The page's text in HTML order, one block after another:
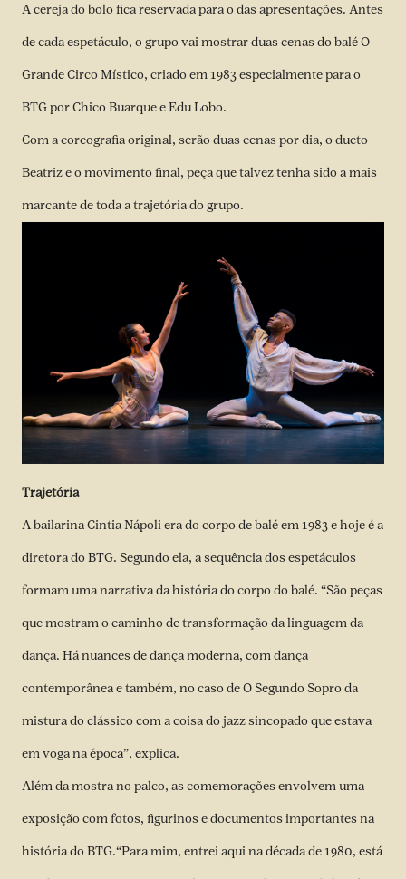
A cereja do bolo fica reservada para o das apresentações. Antes
de cada espetáculo, o grupo vai mostrar duas cenas do balé O
Grande Circo Místico, criado em 1983 especialmente para o
BTG por Chico Buarque e Edu Lobo.
Com a coreografia original, serão duas cenas por dia, o dueto
Beatriz e o movimento final, peça que talvez tenha sido a mais
marcante de toda a trajetória do grupo.
Trajetória
A bailarina Cintia Nápoli era do corpo de balé em 1983 e hoje é a
diretora do BTG. Segundo ela, a sequência dos espetáculos
formam uma narrativa da história do corpo do balé. “São peças
que mostram o caminho de transformação da linguagem da
dança. Há nuances de dança moderna, com dança
contemporânea e também, no caso de O Segundo Sopro da
mistura do clássico com a coisa do jazz sincopado que estava
em voga na época”, explica.
Além da mostra no palco, as comemorações envolvem uma
exposição com fotos, figurinos e documentos importantes na
história do BTG.“Para mim, entrei aqui na década de 1980, está